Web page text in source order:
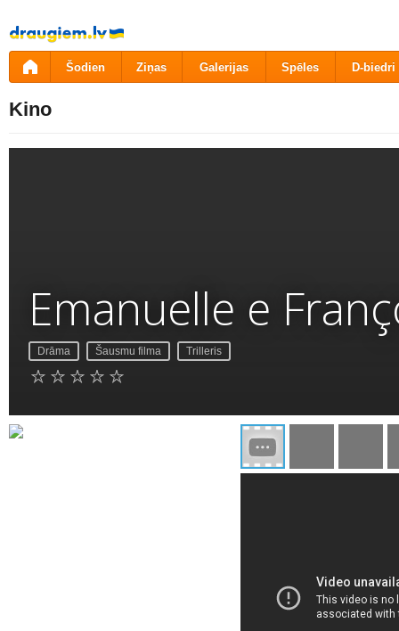
Pāriet
uz
saturu
Šodien Ziņas Galerijas Spēles D-biedri
Kino
Emanuelle e
Drāma Šausmu filma Trilleris